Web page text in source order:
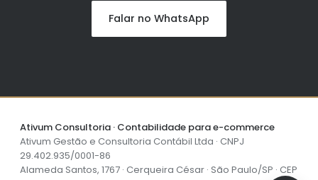
Falar no WhatsApp
Ativum Consultoria · Contabilidade para e-commerce
Ativum Gestão e Consultoria Contábil Ltda · CNPJ
29.402.935/0001-86
Alameda Santos, 1767 · Cerqueira César · São Paulo/SP · CEP